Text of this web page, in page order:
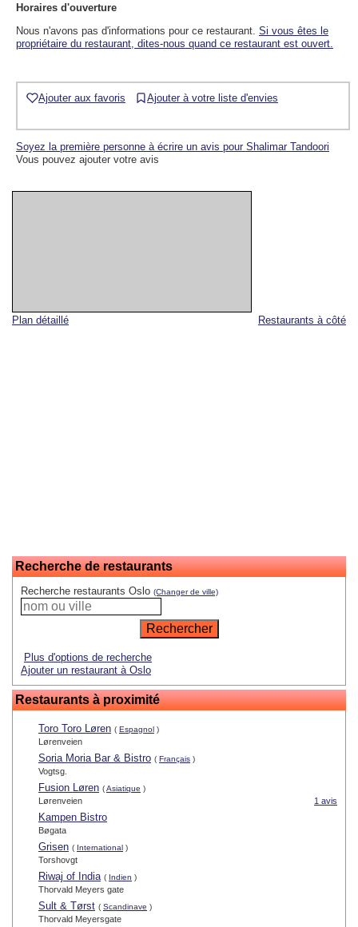
Restaurants à côté
Plan détaillé
Recherche de restaurants
Recherche restaurants Oslo (Changer de ville)
Plus d'options de recherche
Ajouter un restaurant à Oslo
Restaurants à proximité
Toro Toro Løren ( Espagnol )
Lørenveien
Soria Moria Bar & Bistro ( Français )
Vogtsg.
Fusion Løren (Asiatique )
1 avis
Lørenveien
Kampen Bistro
Bøgata
Grisen ( International )
Torshovgt
Riwaj of India ( Indien )
Thorvald Meyers gate
Sult & Tørst ( Scandinave )
Thorvald Meyersgate
Horaires d'ouverture
Nous n'avons pas d'informations pour ce restaurant. Si vous êtes le
propriétaire du restaurant, dites-nous quand ce restaurant est ouvert.
Ajouter aux favoris Ajouter à votre liste d'envies
Soyez la première personne à écrire un avis pour Shalimar Tandoori
Vous pouvez ajouter votre avis